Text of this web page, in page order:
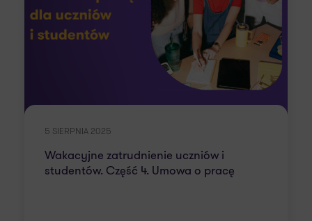
5 SIERPNIA 2025
Wakacyjne zatrudnienie uczniów i
studentów. Część 4. Umowa o pracę